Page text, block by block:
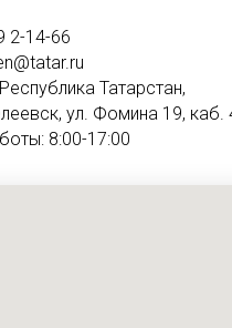
2-14-66
Татарстан,
ул. Фомина 19, каб.
8:00-17:00